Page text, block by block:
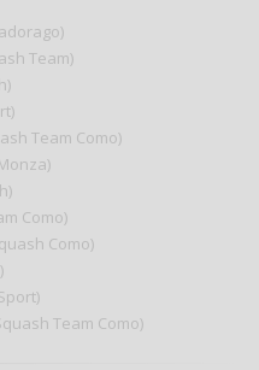
Team)
Team Como)
Como)
Como)
Team Como)